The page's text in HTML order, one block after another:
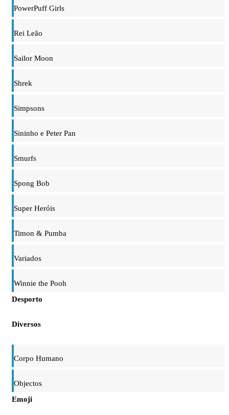
PowerPuff Girls
Rei Leão
Sailor Moon
Shrek
Simpsons
Sininho e Peter Pan
Smurfs
Spong Bob
Super Heróis
Timon & Pumba
Variados
Winnie the Pooh
Desporto
Diversos
Corpo Humano
Objectos
Emoji